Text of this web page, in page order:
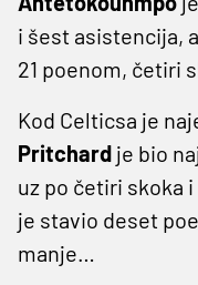
i šest asistencija,
21 poenom, četiri
Kod Celticsa je
Pritchard je bio
uz po četiri skoka
je stavio deset
manje…